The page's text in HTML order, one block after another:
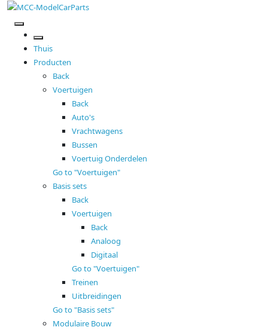
Thuis
Producten
Back
Voertuigen
Back
Auto's
Vrachtwagens
Bussen
Voertuig Onderdelen
Go to "Voertuigen"
Basis sets
Back
Voertuigen
Back
Analoog
Digitaal
Go to "Voertuigen"
Treinen
Uitbreidingen
Go to "Basis sets"
Modulaire Bouw